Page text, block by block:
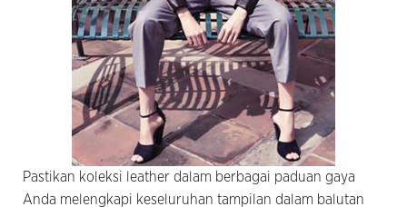
Pastikan koleksi leather dalam berbagai paduan gaya
Anda melengkapi keseluruhan tampilan dalam balutan